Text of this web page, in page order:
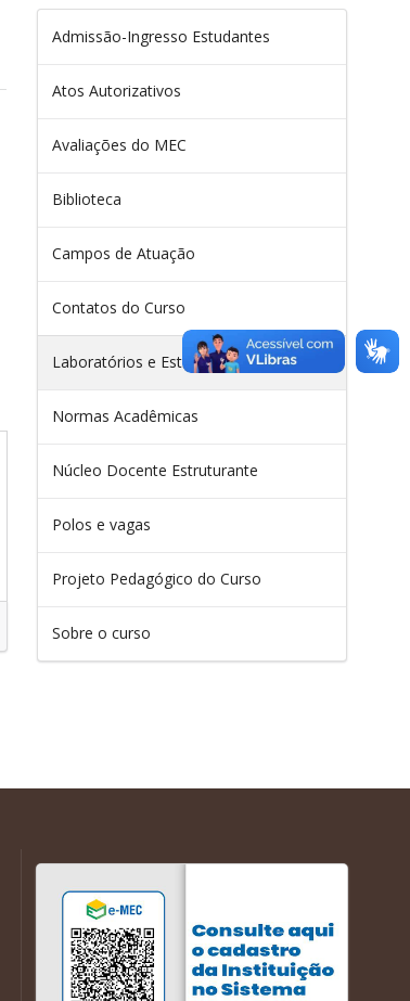
Admissão-Ingresso Estudantes
Atos Autorizativos
Avaliações do MEC
Biblioteca
Campos de Atuação
Contatos do Curso
Laboratórios e Estruturas de Apoio
Normas Acadêmicas
Núcleo Docente Estruturante
Polos e vagas
Projeto Pedagógico do Curso
Sobre o curso